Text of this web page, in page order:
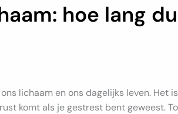
hoe lang
lichaam en ons dagelijks leven. Het
komt als je gestrest bent geweest.